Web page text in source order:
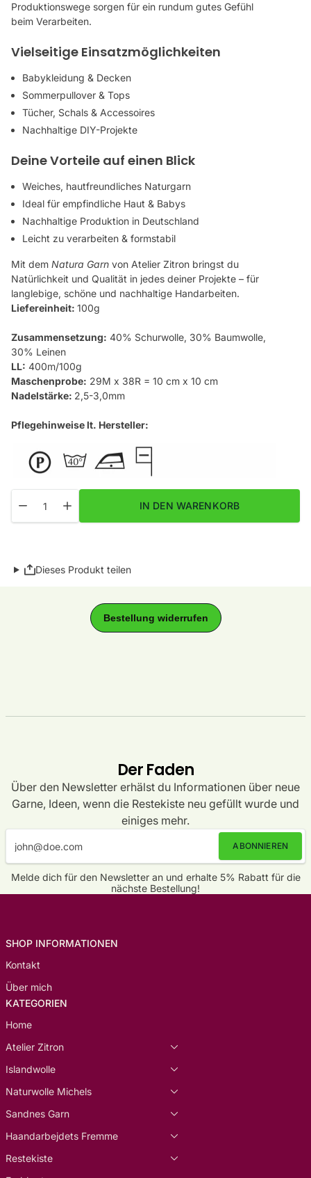
Produktionswege sorgen für ein rundum gutes Gefühl
beim Verarbeiten.
Vielseitige Einsatzmöglichkeiten
Babykleidung & Decken
Sommerpullover & Tops
Tücher, Schals & Accessoires
Nachhaltige DIY-Projekte
Deine Vorteile auf einen Blick
Weiches, hautfreundliches Naturgarn
Ideal für empfindliche Haut & Babys
Nachhaltige Produktion in Deutschland
Leicht zu verarbeiten & formstabil
Mit dem Natura Garn von Atelier Zitron bringst du
Natürlichkeit und Qualität in jedes deiner Projekte – für
langlebige, schöne und nachhaltige Handarbeiten.
Liefereinheit: 100g
Zusammensetzung: 40% Schurwolle, 30% Baumwolle,
30% Leinen
LL: 400m/100g
Maschenprobe: 29M x 38R = 10 cm x 10 cm
Nadelstärke: 2,5-3,0mm
Pflegehinweise lt. Hersteller:
Menge für Natura Fb. 2401 Heu verringern
Menge für Natura Fb. 2401 Heu erhöhen
IN DEN WARENKORB
Dieses Produkt teilen
Der Faden
Über den Newsletter erhälst du Informationen über neue
Garne, Ideen, wenn die Restekiste neu gefüllt wurde und
einiges mehr.
ABONNIEREN
Melde dich für den Newsletter an und erhalte 5% Rabatt für die
nächste Bestellung!
SHOP INFORMATIONEN
Kontakt
Über mich
KATEGORIEN
Home
Atelier Zitron
Islandwolle
Naturwolle Michels
Sandnes Garn
Haandarbejdets Fremme
Restekiste